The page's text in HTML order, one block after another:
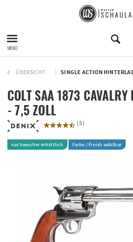
MENÜ
ÜBERSICHT SINGLE ACTION
COLT SAA 1873 CAVALRY
- 7,5 ZOLL
(5)
nachweisfrei erhältlich Farbe / Finish wählbar